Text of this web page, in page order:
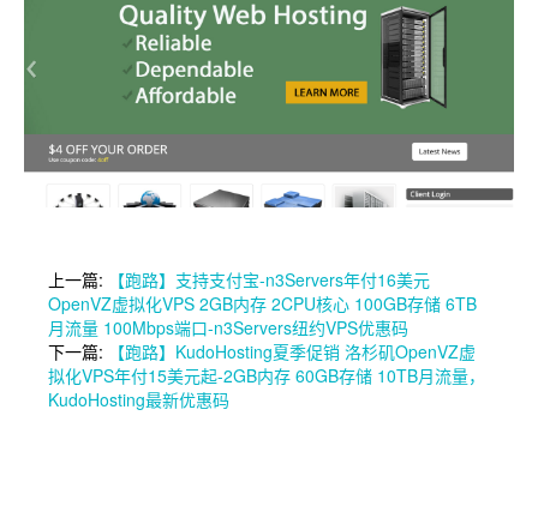
上一篇:
【跑路】支持支付宝-n3Servers年付16美元
OpenVZ虚拟化VPS 2GB内存 2CPU核心 100GB存储 6TB
月流量 100Mbps端口-n3Servers纽约VPS优惠码
下一篇:
【跑路】KudoHosting夏季促销 洛杉矶OpenVZ虚
拟化VPS年付15美元起-2GB内存 60GB存储 10TB月流量，
KudoHosting最新优惠码